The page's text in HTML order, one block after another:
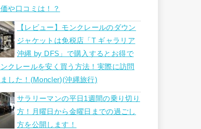
や口コミは！？
【レビュー】モンクレールのダウン
ジャケットは免税店「T ギャラリア
沖縄 by DFS」で購入するとお得で
クレールを安く買う方法！実際に訪問
ました！(Moncler)(沖縄旅行)
サラリーマンの平日1週間の乗り切り
方！月曜日から金曜日までの過ごし
方を公開します！